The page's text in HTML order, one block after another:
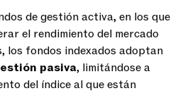
de gestión activa, en los que
el rendimiento del mercado
los fondos indexados adoptan
pasiva, limitándose a
del índice al que están